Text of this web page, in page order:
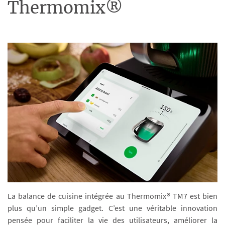
Thermomix®
La balance de cuisine intégrée au Thermomix® TM7 est bien
plus qu’un simple gadget. C’est une véritable innovation
pensée pour faciliter la vie des utilisateurs, améliorer la